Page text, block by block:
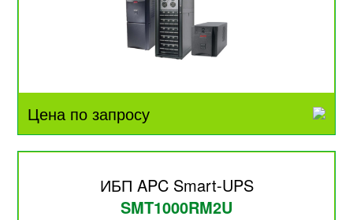
Цена по запросу
ИБП APC Smart-UPS
SMT1000RM2U